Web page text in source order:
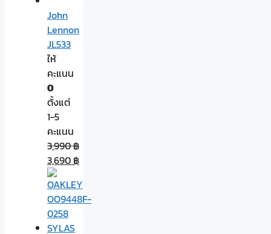
John
Lennon
JL533
ให้
คะแนน
0
ตั้งแต่
1-5
คะแนน
3,990฿
3,690 ฿